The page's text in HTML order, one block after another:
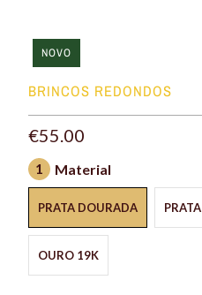
NOVO
BRINCOS REDONDOS
€55.00
1 Material
PRATA DOURADA PRATA
OURO 19K